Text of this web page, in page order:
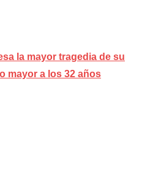
la mayor tragedia de su
mayor a los 32 años